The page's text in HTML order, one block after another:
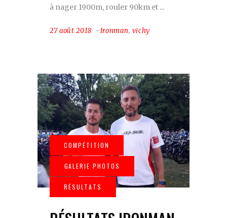
à nager 1900m, rouler 90km et
27 août 2018 Ironman, vichy